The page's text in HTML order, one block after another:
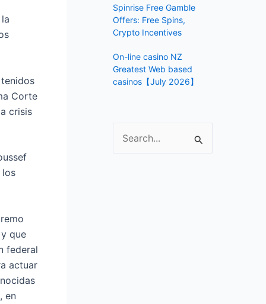
Corte
crisis
los
que
federal
actuar
en
Spinrise Free Gamble
Offers: Free Spins,
Crypto Incentives
On-line casino NZ ️
Greatest Web based
casinos【July 2026】